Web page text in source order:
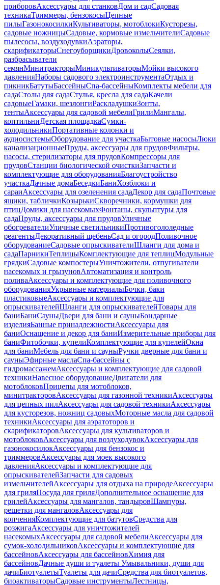
приборовАксессуары для станковДом и садСадовая
техникаТриммеры, бензокосыЦепные
пилыГазонокосилкиКультиваторы, мотоблокиКусторезы,
садовые ножницыСадовые, кормовые измельчителиСадовые
пылесосы, воздуходувкиАэраторы,
скарификаторыСнегоуборщикиДровоколыСеялки,
разбрасыватели
семянМинитракторыМиникультиваторыМойки высокого
давленияНаборы садового электроинструментаОтдых и
пикникБатутыБассейныСпа-бассейныКомплекты мебели для
садаСтолы для садаСтулья, кресла для садаКачели
садовыеГамаки, шезлонгиРаскладушкиЗонты,
тентыАксессуары для садовой мебелиГрилиМангалы,
коптильниДетская площадкаСумки-
холодильникиПортативные колонки и
аудиосистемыОборудование для участкаБытовые насосыЛюки
канализационныеПруды, аксессуары для прудовФильтры,
насосы, стерилизаторы для прудовКомпрессоры для
прудовСтанции биологической очисткиЗапчасти и
комплектующие для оборудованияБлагоустройство
участкаДачные домаБеседкиБаниХозблоки и
сараиАксессуары для озеленения садаДекор для садаПочтовые
ящики, табличкиКозырькиСкворечники, кормушки для
птицДомики для насекомыхФонтаны, скульптуры для
садаПруды, аксессуары для прудовУличные
обогревателиУличные светильникиПротивогололедные
реагентыДекоративный щебеньСад и огородПоливочное
оборудованиеСадовые опрыскивателиШланги для дома и
садаПарникиТеплицыКомплектующие для теплицМодульные
грядкиСадовые компостерыУничтожители, отпугиватели
насекомых и грызуновАвтоматизация и контроль
поливаАксессуары и комплектующие для поливочного
оборудованияУкрывные материалыБочки, баки
пластиковыеАксессуары и комплектующие для
опрыскивателейШланги для опрыскивателейТовары для
баниБаниСауныДвери для бани и сауныБондарные
изделияБанные принадлежностиАксессуары для
баниОснащение и декор для баниИзмерительные приборы для
баниФитобочки, купелиКомплектующие для купелейОкна
для баниМебель для бани и сауныРучки дверные для бани и
сауныЭфирные маслаСпа-бассейны с
гидромассажемАксессуары и комплектующие для садовой
техникиНавесное оборудованиеДвигатели для
мотоблоковПрицепы для мотоблоков,
минитракторовАксессуары для газонной техникиАксессуары
для цепных пилАксессуары для садовой техникиАксессуары
для кусторезов, ножниц садовыхМоторные масла для садовой
техникиАксессуары для аэратоторов и
скарификаторовАксессуары для культиваторов и
мотоблоковАксессуары для воздуходувокАксессуары для
газонокосилокАксессуары для бензокос и
триммеровАксессуары для моек высокого
давленияАксессуары и комплектующие для
опрыскивателейЗапчасти для садовых
измельчителейАксессуары для отдыха на природеАксессуары
для гриляПосуда для гриляДополнительное оснащение для
грилейАксессуары для мангалов, тандыровШампуры,
решетки для мангаловАксессуары для
копченияКомплектующие для батутовСредства для
розжигаАксессуары для уничтожителей
насекомыхАксессуары для садовой мебелиАксессуары для
сумок-холодильниковАксессуары и комплектующие для
бассейновАксессуары для бассейновХимия для
бассейновДачные души и туалеты Умывальники, души для
дачиБиотуалетыТуалеты для дачиСредства для биотуалетов,
биоактиваторыСадовые инструментыЛестницы,